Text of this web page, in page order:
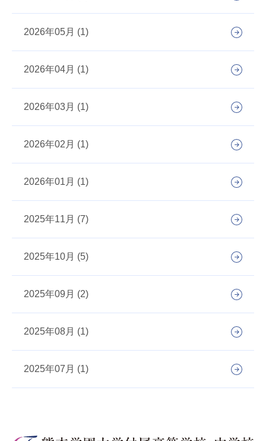
2026年05月 (1)
2026年04月 (1)
2026年03月 (1)
2026年02月 (1)
2026年01月 (1)
2025年11月 (7)
2025年10月 (5)
2025年09月 (2)
2025年08月 (1)
2025年07月 (1)